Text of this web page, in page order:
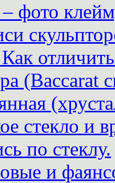
– фото
(Baccarat
стекло и
по стеклу.
и